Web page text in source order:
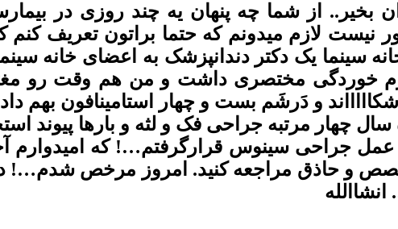
بخیر.. از شما چه پنهان یه چند روزى در
نیست لازم میدونم که حتما براتون تعریف کنم
سینما یک دکتر دندانپزشک به اعضای خانه
خوردگى مختصری داشت و من هم وقت رو
و دَرشَم بست و چهار استامینافون بهم
چهار مرتبه جراحى فک و لثه و بارها پیوند
جراحی سینوس قرارگرفتم…! که امیدوارم
و حاذق مراجعه کنید. امروز مرخص شدم…!